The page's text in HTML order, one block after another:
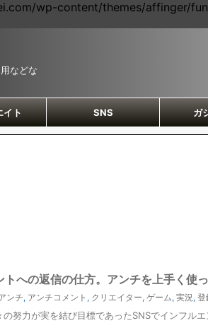
wp-content/themes/affinger/
などな
イト SNS ガ
トへの返信の仕方。アンチを上手く使
ンチ, アンチコメント , クリエイター, ゲーム, 実況, 登
努力が実を結び目標であったSNSでインフル